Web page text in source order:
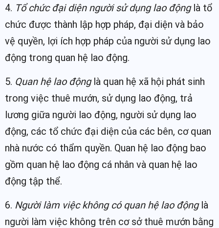
4. Tổ chức đại diện người sử dụng lao độnglà tổ
chức được thành lập hợp pháp, đại diện và bảo
vệ quyền, lợi ích hợp pháp của người sử dụng lao
động trong quan hệ lao động.
5. Quan hệ lao độnglà quan hệ xã hội phát sinh
trong việc thuê mướn, sử dụng lao động, trả
lương giữa người lao động, người sử dụng lao
động, các tổ chức đại diện của các bên, cơ quan
nhà nước có thẩm quyền. Quan hệ lao động bao
gồm quan hệ lao động cá nhân và quan hệ lao
động tập thể.
6. Người làm việc không có quan hệ lao độnglà
người làm việc không trên cơ sở thuê mướn bằng